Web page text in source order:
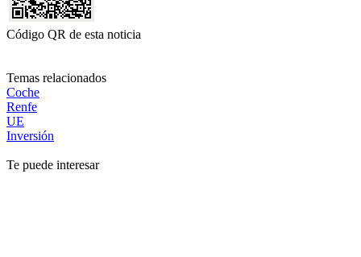
Código QR de esta noticia
Temas relacionados
Coche
Renfe
UE
Inversión
Te puede interesar